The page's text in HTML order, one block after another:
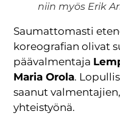
niin myös Erik
Saumattomasti
koreografian olivat
päävalmentaja
Maria Orola.
saanut
yhteistyönä.